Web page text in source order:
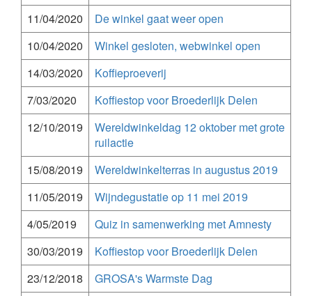
11/04/2020
De winkel gaat weer open
10/04/2020
Winkel gesloten, webwinkel open
14/03/2020
Koffieproeverij
7/03/2020
Koffiestop voor Broederlijk Delen
12/10/2019
Wereldwinkeldag 12 oktober met grote
ruilactie
15/08/2019
Wereldwinkelterras in augustus 2019
11/05/2019
Wijndegustatie op 11 mei 2019
4/05/2019
Quiz in samenwerking met Amnesty
30/03/2019
Koffiestop voor Broederlijk Delen
23/12/2018
GROSA's Warmste Dag